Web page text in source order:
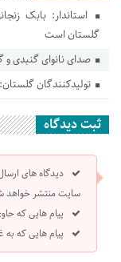
گلستان است
صدای نانوای گنبدی و
تولیدکنندگان
ثبت دیدگاه
دیدگاه های
سایت منتشر خواهد
پیام هایی که
پیام هایی که